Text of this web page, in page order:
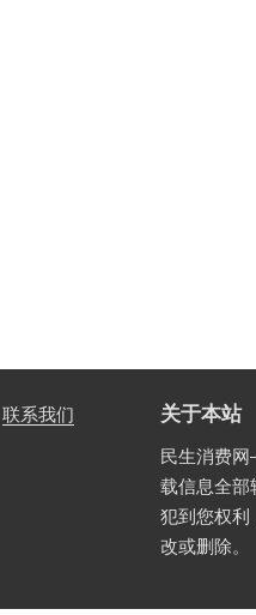
联系我们 关于本站
民生消费网
载信息全部
犯到您权利
改或删除。